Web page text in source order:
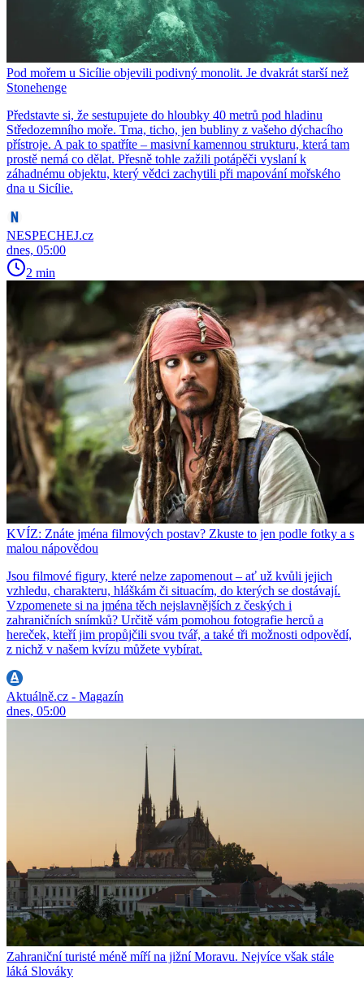
Pod mořem u Sicílie objevili podivný monolit. Je dvakrát starší než
Stonehenge
Představte si, že sestupujete do hloubky 40 metrů pod hladinu
Středozemního moře. Tma, ticho, jen bubliny z vašeho dýchacího
přístroje. A pak to spatříte – masivní kamennou strukturu, která tam
prostě nemá co dělat. Přesně tohle zažili potápěči vyslaní k
záhadnému objektu, který vědci zachytili při mapování mořského
dna u Sicílie.
NESPECHEJ.cz
dnes, 05:00
2 min
KVÍZ: Znáte jména filmových postav? Zkuste to jen podle fotky a s
malou nápovědou
Jsou filmové figury, které nelze zapomenout – ať už kvůli jejich
vzhledu, charakteru, hláškám či situacím, do kterých se dostávají.
Vzpomenete si na jména těch nejslavnějších z českých i
zahraničních snímků? Určitě vám pomohou fotografie herců a
hereček, kteří jim propůjčili svou tvář, a také tři možnosti odpovědí,
z nichž v našem kvízu můžete vybírat.
Aktuálně.cz - Magazín
dnes, 05:00
Zahraniční turisté méně míří na jižní Moravu. Nejvíce však stále
láká Slováky